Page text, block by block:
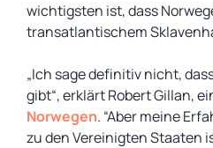
wichtigsten ist, dass
transatlantischem
„Ich sage definitiv nicht,
gibt“, erklärt Robert Gillan,
Norwegen. “Aber meine
zu den Vereinigten Staaten